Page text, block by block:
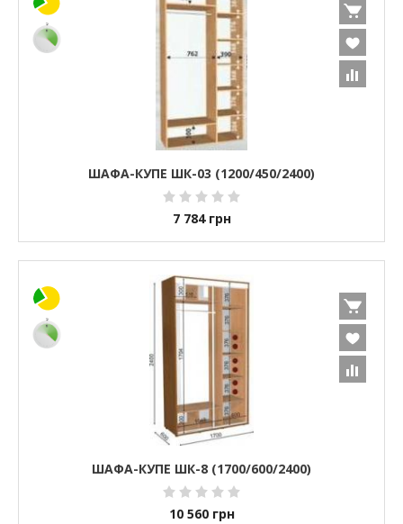
ШАФА-КУПЕ ШК-03 (1200/450/2400)
7 784 грн
ШАФА-КУПЕ ШК-8 (1700/600/2400)
10 560 грн